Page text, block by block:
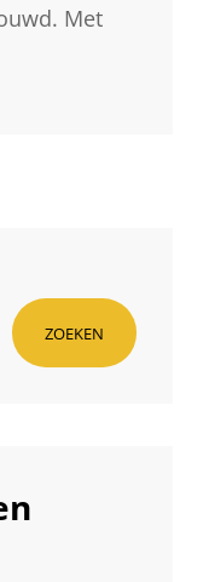
Met
ZOEKEN